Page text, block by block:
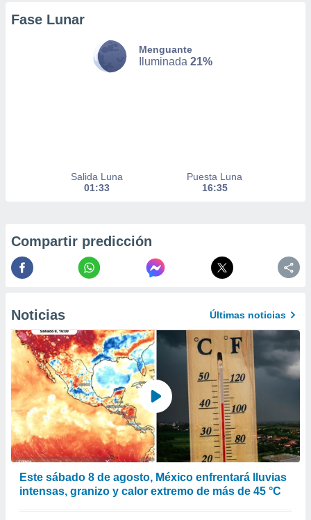
a lo que
Para
su
datos
momento
en
en
en
de
Fase Lunar
Menguante
Iluminada 21%
Salida Luna
01:33
Puesta Luna
16:35
Compartir predicción
Noticias Últimas noticias
Este sábado 8 de agosto, México enfrentará lluvias
intensas, granizo y calor extremo de más de 45 °C